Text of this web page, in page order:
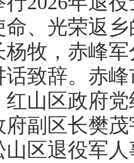
命、光荣返
杨牧，赤峰
话致辞。 赤
山区政府
府副区长樊
山区退役军